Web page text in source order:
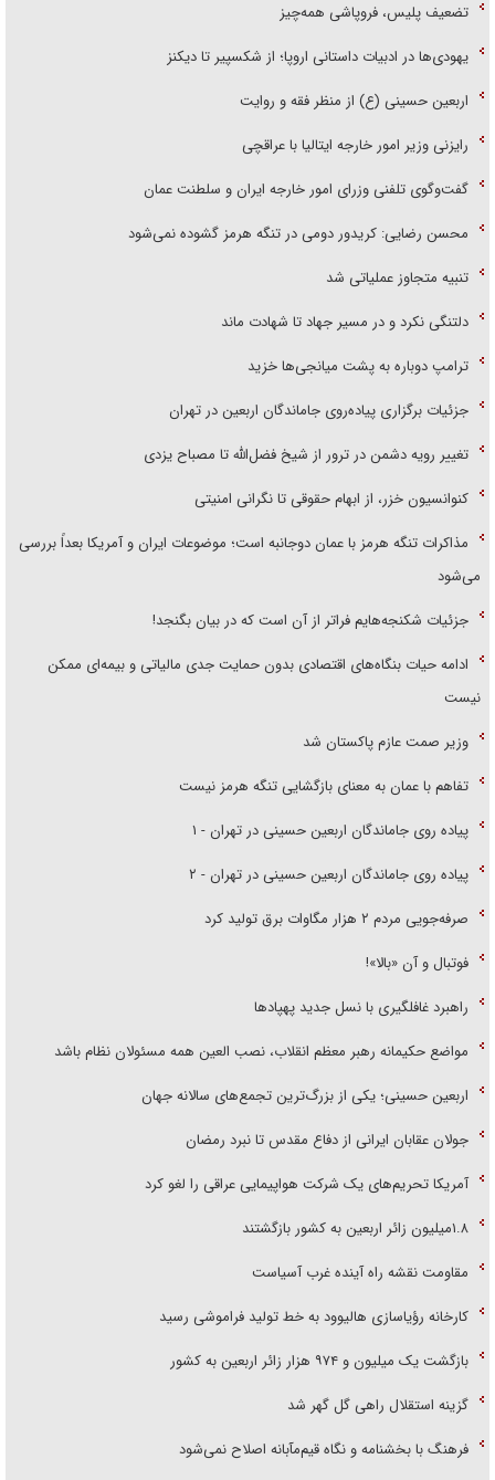
تضعیف پلیس، فروپاشی همه‌چیز
یهودی‌ها در ادبیات داستانی اروپا؛ از شکسپیر تا دیکنز
اربعین حسینی (ع) از منظر فقه و روایت
رایزنی وزیر امور خارجه ایتالیا با عراقچی
گفت‌وگوی تلفنی وزرای امور خارجه ایران و سلطنت عمان
محسن رضایی: کریدور دومی در تنگه هرمز گشوده نمی‌شود
تنبیه متجاوز عملیاتی شد
دلتنگی نکرد و در مسیر جهاد تا شهادت ماند
ترامپ دوباره به پشت میانجی‌ها خزید
جزئیات برگزاری پیاده‌روی جاماندگان اربعین در تهران
تغییر رویه دشمن در ترور از شیخ فضل‌الله تا مصباح یزدی
کنوانسیون خزر، از ابهام حقوقی تا نگرانی امنیتی
مذاکرات تنگه هرمز با عمان دوجانبه است؛ موضوعات ایران و آمریکا بعداً بررسی
می‌شود
جزئیات شکنجه‌هایم فراتر از آن است که در بیان بگنجد!
ادامه حیات بنگاه‌های اقتصادی بدون حمایت جدی مالیاتی و بیمه‌ای ممکن
نیست
وزیر صمت عازم پاکستان شد
تفاهم با عمان به معنای بازگشایی تنگه هرمز نیست
پیاده روی جاماندگان اربعین حسینی در تهران - ۱
پیاده روی جاماندگان اربعین حسینی در تهران - ۲
صرفه‌جویی مردم ۲ هزار مگاوات برق تولید کرد
فوتبال و آن «بالا»!
راهبرد غافلگیری با نسل جدید پهپاد‌ها
مواضع حکیمانه رهبر معظم انقلاب، نصب العین همه مسئولان نظام باشد
اربعین حسینی؛ یکی از بزرگ‌ترین تجمع‌های سالانه جهان
جولان عقابان ایرانی از دفاع مقدس تا نبرد رمضان
آمریکا تحریم‌های یک شرکت هواپیمایی عراقی را لغو کرد
۱.۸میلیون زائر اربعین به کشور بازگشتند
مقاومت نقشه راه آینده غرب آسیاست
کارخانه رؤیاسازی هالیوود به خط تولید فراموشی رسید
بازگشت یک میلیون و ۹۷۴ هزار زائر اربعین به کشور
گزینه استقلال راهی گل گهر شد
فرهنگ با بخشنامه و نگاه قیم‌مآبانه اصلاح نمی‌شود